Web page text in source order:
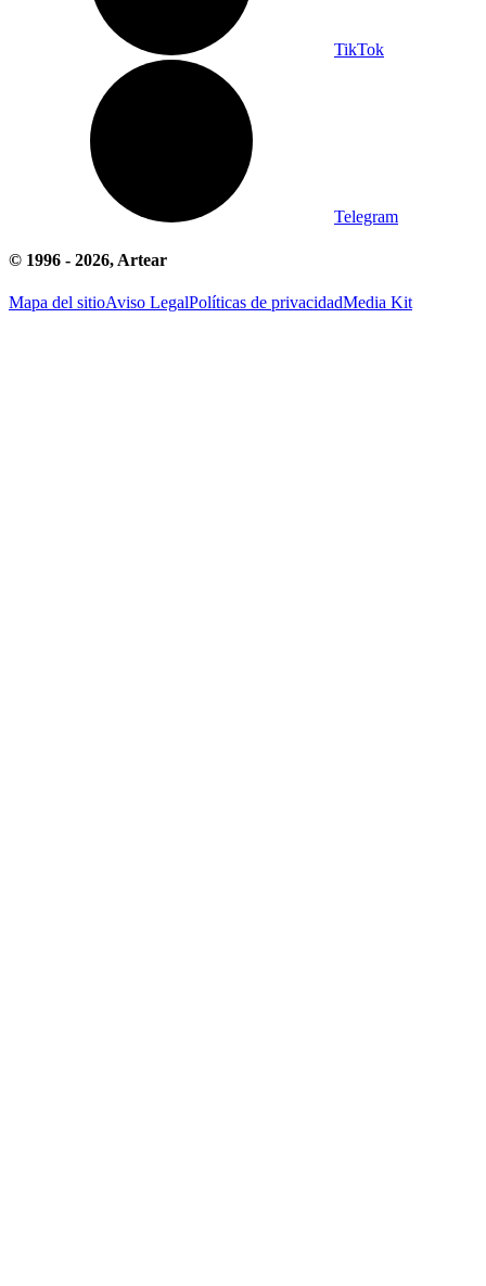
TikTok
Telegram
© 1996 - 2026, Artear
Mapa del sitioAviso LegalPolíticas de privacidadMedia Kit